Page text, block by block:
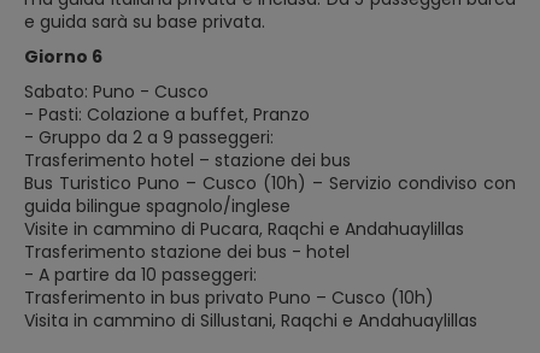
e guida sarà su base privata.
Giorno 6
Sabato: Puno - Cusco
- Pasti: Colazione a buffet, Pranzo
- Gruppo da 2 a 9 passeggeri:
Trasferimento hotel – stazione dei bus
Bus Turistico Puno – Cusco (10h) – Servizio condiviso con
guida bilingue spagnolo/inglese
Visite in cammino di Pucara, Raqchi e Andahuaylillas
Trasferimento stazione dei bus - hotel
- A partire da 10 passeggeri:
Trasferimento in bus privato Puno – Cusco (10h)
Visita in cammino di Sillustani, Raqchi e Andahuaylillas